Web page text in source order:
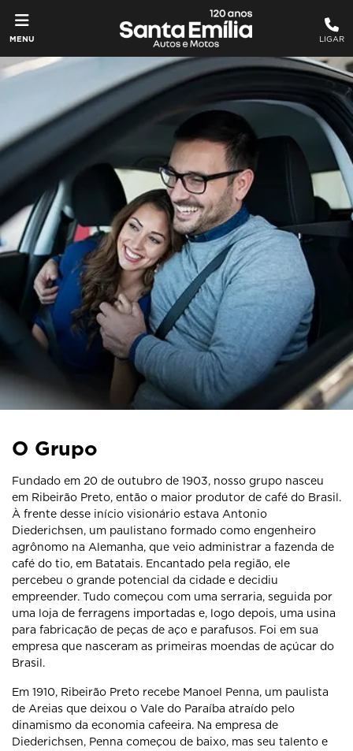
MENU LIGAR
O Grupo
Fundado em 20 de outubro de 1903, nosso grupo nasceu
em Ribeirão Preto, então o maior produtor de café do Brasil.
À frente desse início visionário estava Antonio
Diederichsen, um paulistano formado como engenheiro
agrônomo na Alemanha, que veio administrar a fazenda de
café do tio, em Batatais. Encantado pela região, ele
percebeu o grande potencial da cidade e decidiu
empreender. Tudo começou com uma serraria, seguida por
uma loja de ferragens importadas e, logo depois, uma usina
para fabricação de peças de aço e parafusos. Foi em sua
empresa que nasceram as primeiras moendas de açúcar do
Brasil.
Em 1910, Ribeirão Preto recebe Manoel Penna, um paulista
de Areias que deixou o Vale do Paraíba atraído pelo
dinamismo da economia cafeeira. Na empresa de
Diederichsen, Penna começou de baixo, mas seu talento e